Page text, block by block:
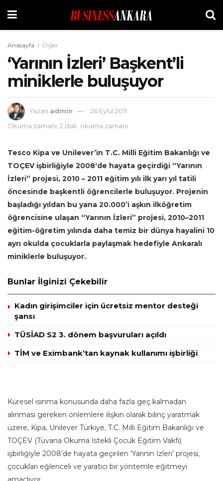
Anasayfa Diğer
‘Yarının İzleri’ Başkent’li
miniklerle buluşuyor
Yazan admin
26 Eylül 2011
Okuma zamanı: 2 dak. okuma zamanı
Tesco Kipa ve Unilever’in T.C. Milli Eğitim Bakanlığı ve
TOÇEV işbirliğiyle 2008‘de hayata geçirdiği “Yarının
İzleri” projesi, 2010 – 2011 eğitim yılı ilk yarı yıl tatili
öncesinde başkentli öğrencilerle buluşuyor. Projenin
başladığı yıldan bu yana 20.000’i aşkın ilköğretim
öğrencisine ulaşan “Yarının İzleri” projesi, 2010–2011
eğitim-öğretim yılında daha temiz bir dünya hayalini 10
ayrı okulda çocuklarla paylaşmak hedefiyle Ankaralı
miniklerle buluşuyor.
Bunlar İlginizi Çekebilir
Kadın girişimciler için ücretsiz mentor desteği
şansı
TÜSİAD S2 3. dönem başvuruları açıldı
TİM ve Eximbank’tan kaynak kullanımı işbirliği
Küresel ısınma konusunda daha fazla geç kalmadan
alınması gereken önlemlere ilişkin olarak bilinç yaratmak
üzere, Kipa, Unilever Türkiye, T.C. Milli Eğitim Bakanlığı ve
TOÇEV (Tüvana Okuma İstekli Çocuk Eğitim Vakfı)
işbirliğiyle 2008’de hayata geçirilen ‘Yarının İzleri’ projesi,
çocukları eğlenceli ve yaratıcı bir yöntemle eğitmeyi